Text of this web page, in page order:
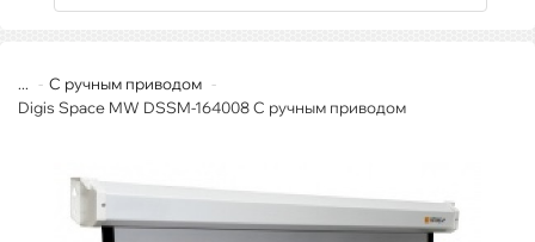
...
С ручным приводом
Digis Space MW DSSM-164008 С ручным приводом